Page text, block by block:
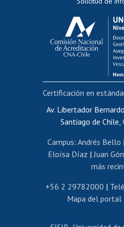
Calificación
Postulación
Cursos internos
Bienestar del
Portal de
Certificado
Certificado de
Editar
Revalidación y
Postulación al Programa
Av. Libertador
Santiago de Chile,
Campus: Andrés Bello |
Eloísa Díaz |Juan
más
+56 2 29782000 |
Mapa del portal
Certificación en